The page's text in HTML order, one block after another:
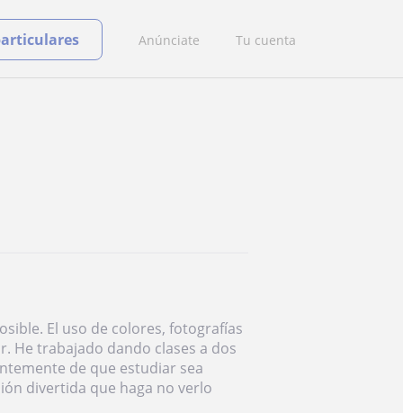
Anúnciate Tu cuenta
El uso de colores, fotografías
He trabajado dando clases a dos
de que estudiar sea
divertida que haga no verlo